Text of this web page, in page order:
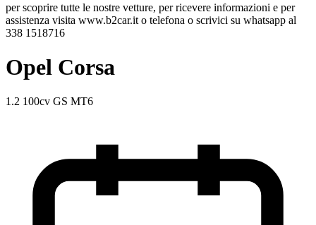
per scoprire tutte le nostre vetture, per ricevere informazioni e per
assistenza visita www.b2car.it o telefona o scrivici su whatsapp al
338 1518716
Opel Corsa
1.2 100cv GS MT6